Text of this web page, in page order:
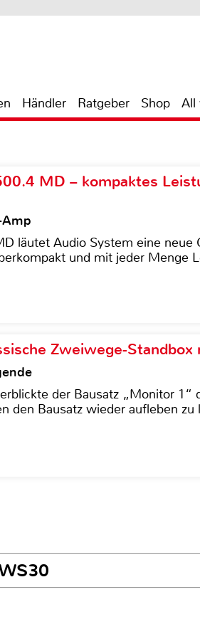
Händler Ratgeber Shop All
MD – kompaktes
läutet Audio System eine neue
und mit jeder Menge
Zweiwege-
der Bausatz „Monitor 1“
den Bausatz wieder aufleben zu